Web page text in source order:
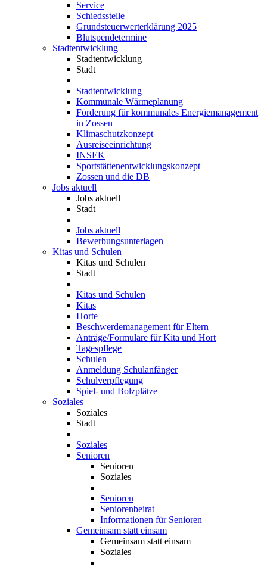
Service
Schiedsstelle
Grundsteuerwerterklärung 2025
Blutspendetermine
Stadtentwicklung
Stadtentwicklung
Stadt
Stadtentwicklung
Kommunale Wärmeplanung
Förderung für kommunales Energiemanagement
in Zossen
Klimaschutzkonzept
Ausreiseeinrichtung
INSEK
Sportstättenentwicklungskonzept
Zossen und die DB
Jobs aktuell
Jobs aktuell
Stadt
Jobs aktuell
Bewerbungsunterlagen
Kitas und Schulen
Kitas und Schulen
Stadt
Kitas und Schulen
Kitas
Horte
Beschwerdemanagement für Eltern
Anträge/Formulare für Kita und Hort
Tagespflege
Schulen
Anmeldung Schulanfänger
Schulverpflegung
Spiel- und Bolzplätze
Soziales
Soziales
Stadt
Soziales
Senioren
Senioren
Soziales
Senioren
Seniorenbeirat
Informationen für Senioren
Gemeinsam statt einsam
Gemeinsam statt einsam
Soziales